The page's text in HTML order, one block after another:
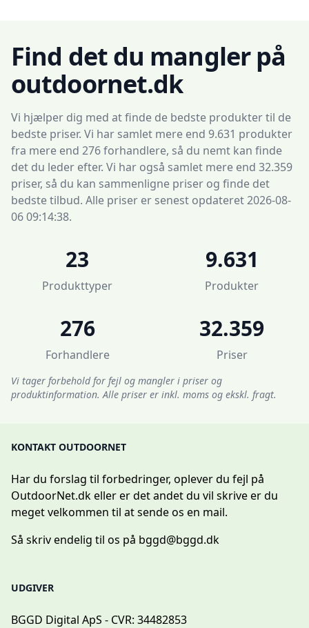
Find det du mangler på
outdoornet.dk
Vi hjælper dig med at finde de bedste produkter til de
bedste priser. Vi har samlet mere end 9.631 produkter
fra mere end 276 forhandlere, så du nemt kan finde
det du leder efter. Vi har også samlet mere end 32.359
priser, så du kan sammenligne priser og finde det
bedste tilbud. Alle priser er senest opdateret 2026-08-
06 09:14:38.
23
Produkttyper
9.631
Produkter
276
Forhandlere
32.359
Priser
Vi tager forbehold for fejl og mangler i priser og
produktinformation. Alle priser er inkl. moms og ekskl. fragt.
KONTAKT OUTDOORNET
Har du forslag til forbedringer, oplever du fejl på
OutdoorNet.dk eller er det andet du vil skrive er du
meget velkommen til at sende os en mail.
Så skriv endelig til os på bggd@bggd.dk
UDGIVER
BGGD Digital ApS - CVR: 34482853